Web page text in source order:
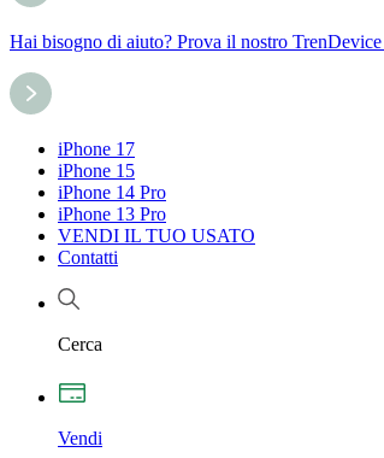
Hai bisogno di aiuto? Prova il nostro TrenDevice
iPhone 17
iPhone 15
iPhone 14 Pro
iPhone 13 Pro
VENDI IL TUO USATO
Contatti
Cerca
Vendi